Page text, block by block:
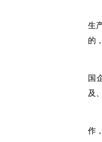
生
的
国
及
作